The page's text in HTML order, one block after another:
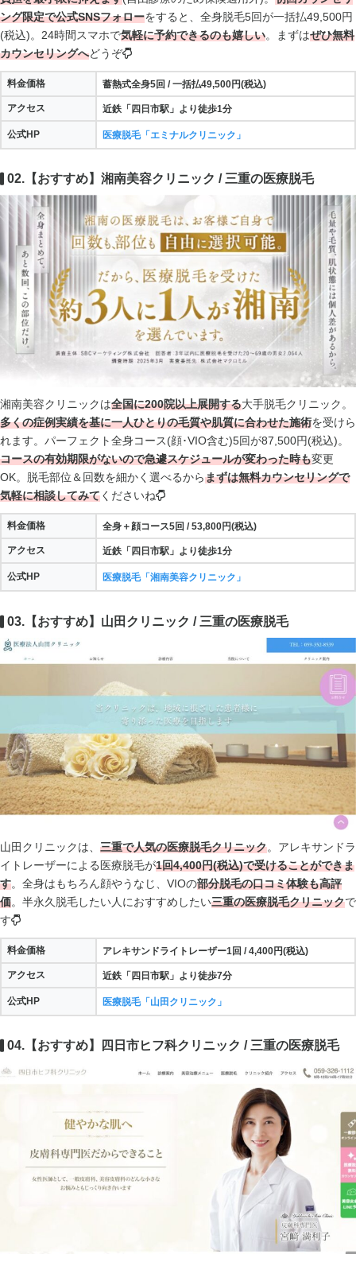
ング限定で公式SNSフォローをすると、全身脱毛5回が一括払49,500円
(税込)。24時間スマホで気軽に予約できるのも嬉しい。まずはぜひ無料
カウンセリングへどうぞ
料金価格 蓄熱式全身5回 / 一括払49,500円(税込)
アクセス 近鉄「四日市駅」より徒歩1分
公式HP 医療脱毛「エミナルクリニック」
02.【おすすめ】湘南美容クリニック / 三重の医療脱毛
湘南美容クリニックは全国に200院以上展開する大手脱毛クリニック。
多くの症例実績を基に一人ひとりの毛質や肌質に合わせた施術を受けら
れます。パーフェクト全身コース(顔･VIO含む)5回が87,500円(税込)。
コースの有効期限がないので急遽スケジュールが変わった時も変更
OK。脱毛部位＆回数を細かく選べるからまずは無料カウンセリングで
気軽に相談してみてくださいね
料金価格 全身＋顔コース5回 / 53,800円(税込)
アクセス 近鉄「四日市駅」より徒歩1分
公式HP 医療脱毛「湘南美容クリニック」
03.【おすすめ】山田クリニック / 三重の医療脱毛
山田クリニックは、 三重で人気の医療脱毛クリニック。アレキサンドラ
イトレーザーによる医療脱毛が1回4,400円(税込)で受けることができま
す。全身はもちろん顔やうなじ、VIOの部分脱毛の口コミ体験も高評
価。半永久脱毛したい人におすすめしたい三重の医療脱毛クリニックで
す
料金価格 アレキサンドライトレーザー1回 / 4,400円(税込)
アクセス 近鉄「四日市駅」より徒歩7分
公式HP 医療脱毛「山田クリニック」
04.【おすすめ】四日市ヒフ科クリニック / 三重の医療脱毛